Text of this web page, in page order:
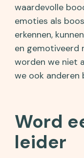
waardevolle
emoties als
erkennen,
en gemotiveerd
worden we niet
we ook anderen
Word
leider